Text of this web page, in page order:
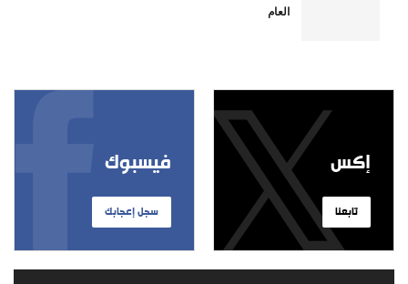
العام
فيسبوك
سجل إعجابك
إكس
تابعنا